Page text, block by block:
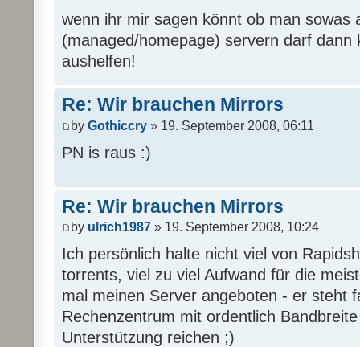
wenn ihr mir sagen könnt ob man sowas
(managed/homepage) servern darf
aushelfen!
Re: Wir brauchen Mirrors
by Gothiccry » 19. September 2008, 06:11
PN is raus :)
Re: Wir brauchen Mirrors
by ulrich1987 » 19. September 2008, 10:24
Ich persönlich halte nicht viel von
torrents, viel zu viel Aufwand für die
mal meinen Server angeboten - er steht
Rechenzentrum mit ordentlich
Unterstützung reichen ;)